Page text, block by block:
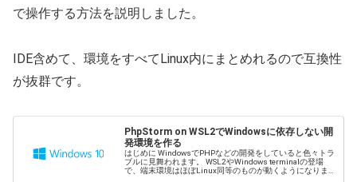
で操作する方法を説明しました。
IDE含めて、環境をすべてLinux内にまとめれるので互換性
が抜群です。
PhpStorm on WSL2でWindowsに依存しない開
発環境を作る
はじめに WindowsでPHPなどの開発をしていると色々トラ
ブルに見舞われます。 WSL2やWindows terminalの登場
で、端末環境はほぼLinux同等のものが動くようになりま